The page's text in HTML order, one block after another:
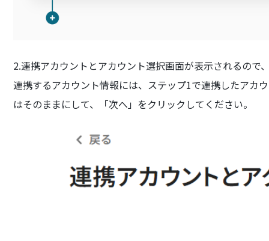
2.連携アカウントとアカウント選択画面が表示されるので
連携するアカウント情報には、ステップ1で連携したアカ
はそのままにして、「次へ」をクリックしてください。